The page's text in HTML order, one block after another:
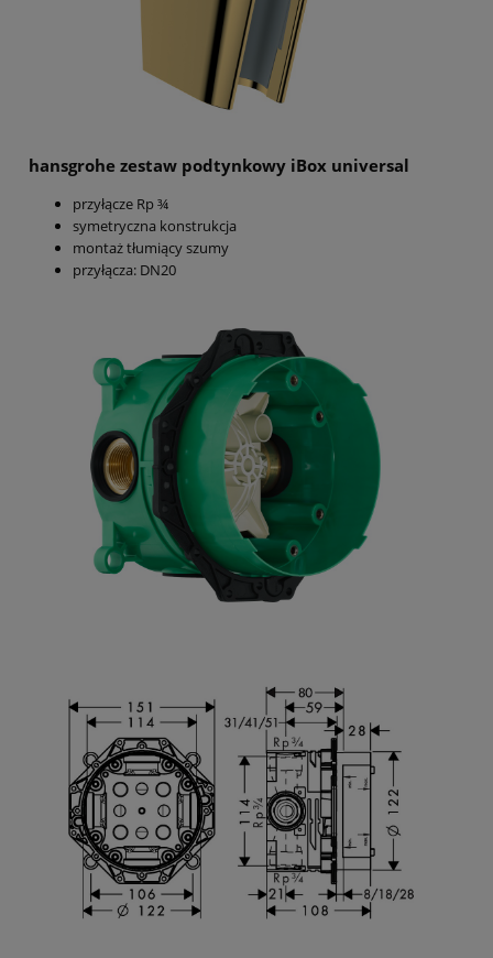
hansgrohe zestaw podtynkowy iBox universal
przyłącze Rp ¾
symetryczna konstrukcja
montaż tłumiący szumy
przyłącza: DN20